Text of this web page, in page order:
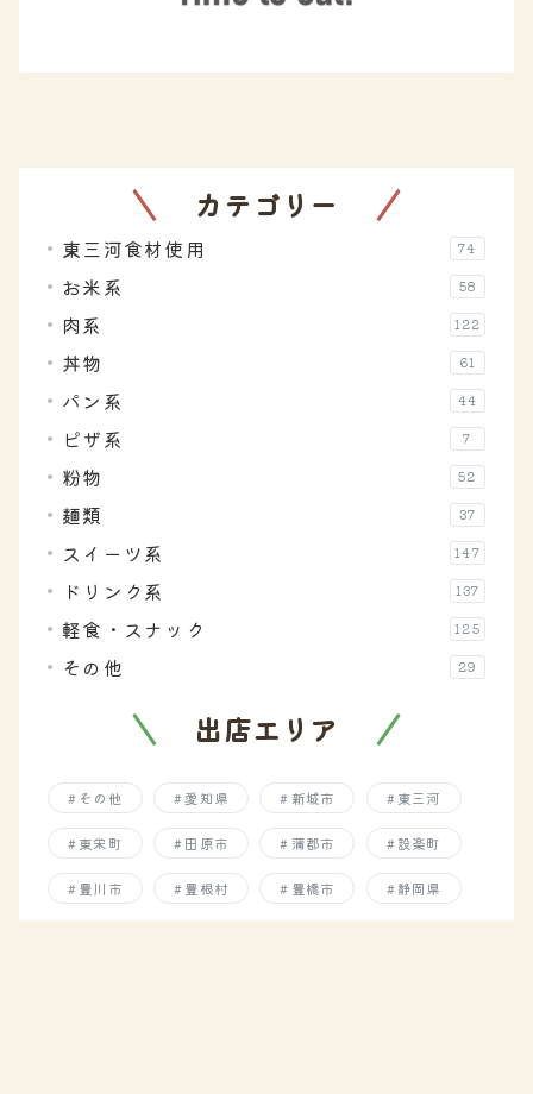
カテゴリー
東三河食材使用 74
お米系 58
肉系 122
丼物 61
パン系 44
ピザ系 7
粉物 52
麺類 37
スイーツ系 147
ドリンク系 137
軽食・スナック 125
その他 29
出店エリア
その他 愛知県 新城市 東三河
東栄町 田原市 蒲郡市 設楽町
豊川市 豊根村 豊橋市 静岡県